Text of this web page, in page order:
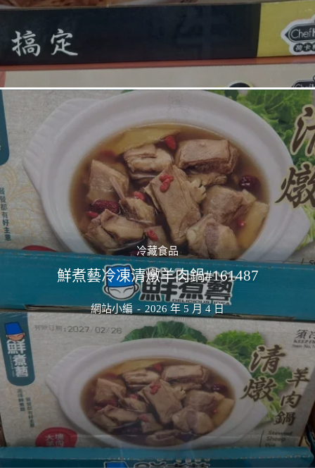
冷藏食品
鮮煮藝冷凍清燉羊肉鍋#161487
網站小編 - 2026 年 5 月 4 日